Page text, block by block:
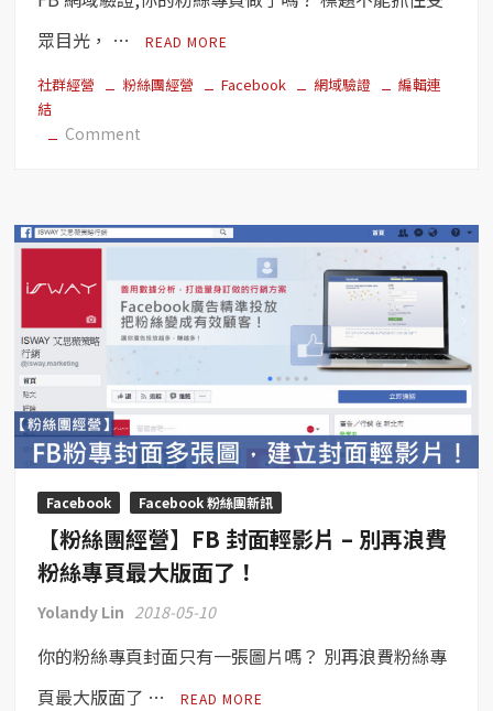
縮
圖
確
眾目光， …
READ MORE
社群經營 粉絲團經營 Facebook 網域驗證
編輯連
結
Comment
經
FB
網
域
證
–
確
保
廣
告
成
效、
編
輯
結
標
Facebook Facebook 粉絲團新訊
【粉絲團經營】FB 封面輕影片 – 別再浪費
粉絲專頁最大版面了！
Yolandy Lin 2018-05-10
你的粉絲專頁封面只有一張圖片嗎？ 別再浪費粉絲專
頁最大版面了 …
READ MORE